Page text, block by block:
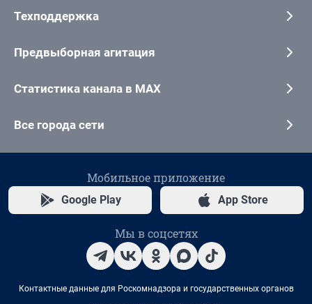
Техподдержка
Предвыборная агитация
Статистика канала в MAX
Все города сети
Мобильное приложение
Google Play App Store
Мы в соцсетях
Контактные данные для Роскомнадзора и государственных органов